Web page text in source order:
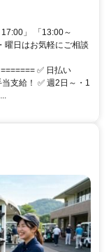
」 「13:00～
曜日はお気軽にご相談
✅ 日払い
支給！ ✅ 週2日～・1